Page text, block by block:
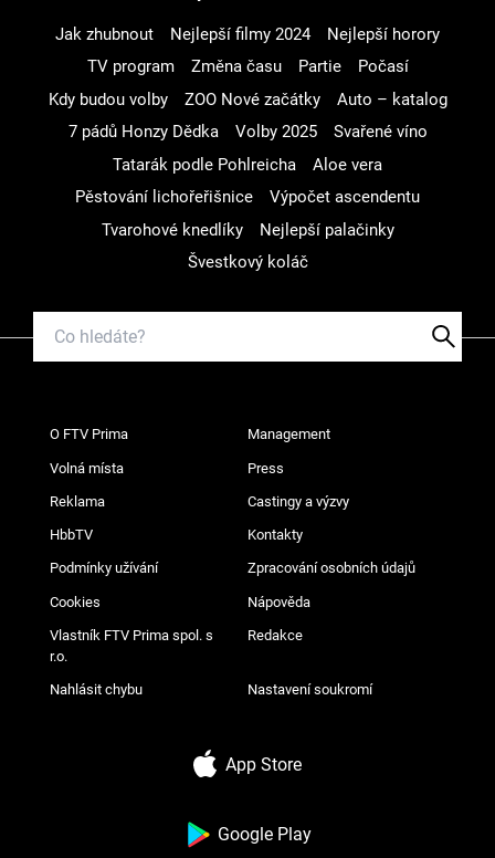
Jak zhubnout Nejlepší filmy 2024
Nejlepší horory
TV program
Změna času Partie
Počasí
Kdy budou volby
ZOO Nové začátky
Auto – katalog
7 pádů Honzy Dědka
Volby 2025
Svařené víno
Tatarák podle Pohlreicha
Aloe vera
Pěstování lichořeřišnice
Výpočet ascendentu
Tvarohové knedlíky
Nejlepší palačinky
Švestkový koláč
O FTV Prima Management
Volná místa Press
Reklama Castingy a výzvy
HbbTV Kontakty
Podmínky užívání Zpracování osobních údajů
Cookies Nápověda
Vlastník FTV Prima spol. s
r.o.
Redakce
Nahlásit chybu Nastavení soukromí
App Store
Google Play